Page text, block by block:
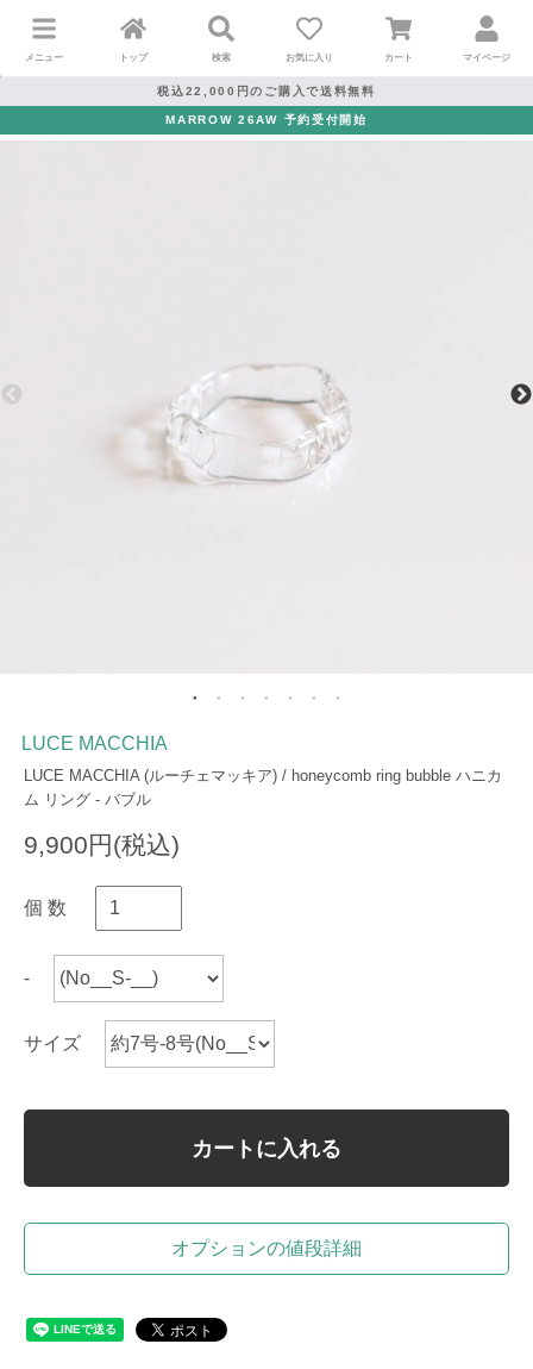
メニュー トップ 検索 お気に入り カート マイページ
税込22,000円のご購入で送料無料
MARROW 26AW 予約受付開始
LUCE MACCHIA
LUCE MACCHIA (ルーチェマッキア) / honeycomb ring bubble ハニカ
ム リング - バブル
9,900円(税込)
個 数
-
サイズ
カートに入れる
オプションの値段詳細